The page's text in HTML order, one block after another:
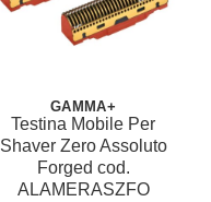
GAMMA+
Testina Mobile Per
Shaver Zero Assoluto
Forged cod.
ALAMERASZFO